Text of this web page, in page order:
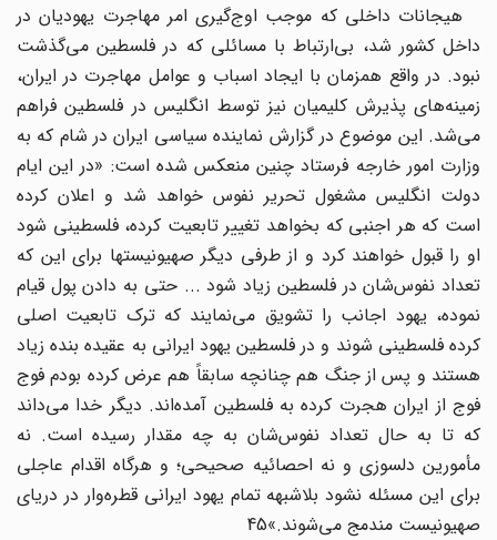
هیجانات داخلی که موجب اوج‌گیری امر مهاجرت یهودیان در
داخل کشور شد، بی‌ارتباط با مسائلی که در فلسطین می‌گذشت
نبود. در واقع همزمان با ایجاد اسباب و عوامل مهاجرت در ایران،
زمینه‌های پذیرش کلیمیان نیز توسط انگلیس در فلسطین فراهم
می‌شد. این موضوع در گزارش نماینده سیاسی ایران در شام که به
وزارت امور خارجه فرستاد چنین منعکس شده است: «در این ایام
دولت انگلیس مشغول تحریر نفوس خواهد شد و اعلان کرده
است که هر اجنبی که بخواهد تغییر تابعیت کرده، فلسطینی شود
او را قبول خواهند کرد و از طرفی دیگر صهیونیستها برای این که
تعداد نفوس‌شان در فلسطین زیاد شود ... حتی به دادن پول قیام
نموده، یهود اجانب را تشویق می‌نمایند که ترک تابعیت اصلی
کرده فلسطینی شوند و در فلسطین یهود ایرانی به عقیده بنده زیاد
هستند و پس از جنگ هم چنانچه سابقاً هم عرض کرده بودم فوج
فوج از ایران هجرت کرده به فلسطین آمده‌اند. دیگر خدا می‌داند
که تا به حال تعداد نفوس‌شان به چه مقدار رسیده است. نه
مأمورین دلسوزی و نه احصائیه صحیحی؛ و هرگاه اقدام عاجلی
برای این مسئله نشود بلاشبهه تمام یهود ایرانی قطره‌وار در دریای
صهیونیست مندمج می‌شوند.»45